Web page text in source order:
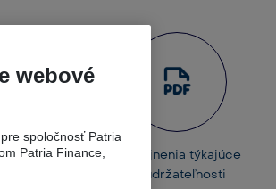
Zverejnenia týkajúce
sa udržateľnosti
webové
spoločnosť Patria
Patria Finance,